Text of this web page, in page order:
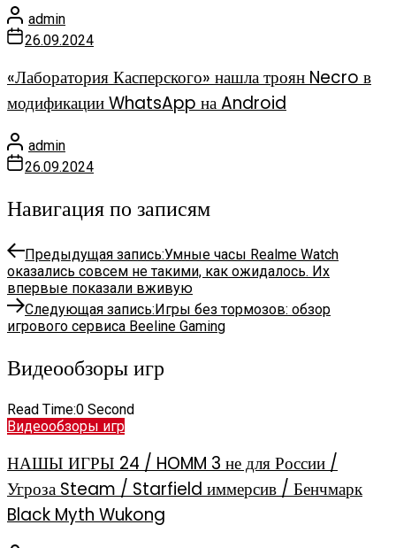
admin
26.09.2024
«Лаборатория Касперского» нашла троян Necro в
модификации WhatsApp на Android
admin
26.09.2024
Навигация по записям
Предыдущая запись:Умные часы Realme Watch
оказались совсем не такими, как ожидалось. Их
впервые показали вживую
Следующая запись:Игры без тормозов: обзор
игрового сервиса Beeline Gaming
Видеообзоры игр
Read Time:0 Second
Видеообзоры игр
НАШЫ ИГРЫ 24 / HOMM 3 не для России /
Угроза Steam / Starfield иммерсив / Бенчмарк
Black Myth Wukong